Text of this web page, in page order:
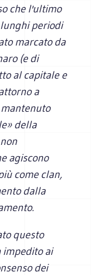
che l'ultimo
periodi
marcato da
(e di
al capitale e
a
della
agiscono
come clan,
dalla
questo
impedito ai
dei